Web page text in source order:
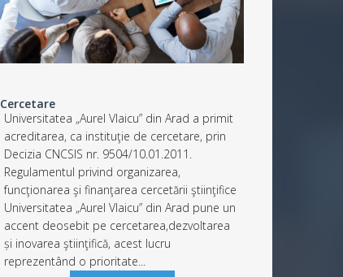
Cercetare
Universitatea „Aurel Vlaicu” din Arad a primit
acreditarea, ca instituţie de cercetare, prin
Decizia CNCSIS nr. 9504/10.01.2011.
Regulamentul privind organizarea,
funcţionarea şi finanţarea cercetării ştiinţifice
Universitatea „Aurel Vlaicu” din Arad pune un
accent deosebit pe cercetarea,dezvoltarea
și inovarea ştiinţifică, acest lucru
reprezentând o prioritate...